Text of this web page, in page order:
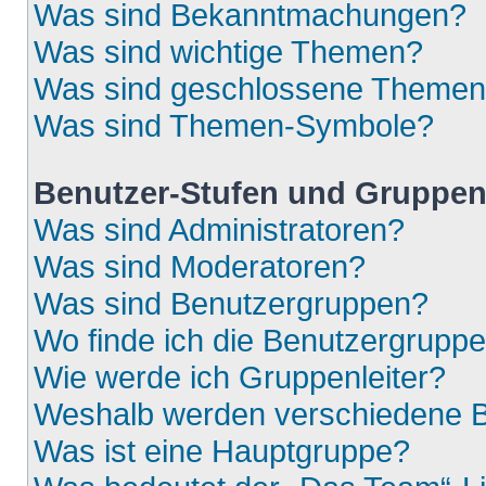
Was sind Bekanntmachungen?
Was sind wichtige Themen?
Was sind geschlossene
Was sind Themen-Symbole?
Benutzer-Stufen und Gruppen
Was sind Administratoren?
Was sind Moderatoren?
Was sind Benutzergruppen?
Wo finde ich die
Wie werde ich Gruppenleiter?
Weshalb werden verschiedene
Was ist eine Hauptgruppe?